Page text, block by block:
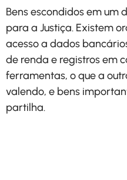
Bens escondidos em um
para a Justiça. Existem
acesso a dados
de renda e registros em
ferramentas, o que a
valendo, e bens
partilha.